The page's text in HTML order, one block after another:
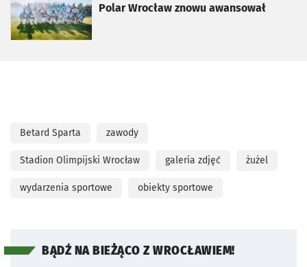
Polar Wrocław znowu awansował
Betard Sparta zawody
Stadion Olimpijski Wrocław galeria zdjęć żużel
wydarzenia sportowe obiekty sportowe
BĄDŹ NA BIEŻĄCO Z WROCŁAWIEM!